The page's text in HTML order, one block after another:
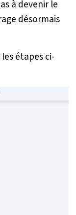
à devenir le
désormais
étapes ci-